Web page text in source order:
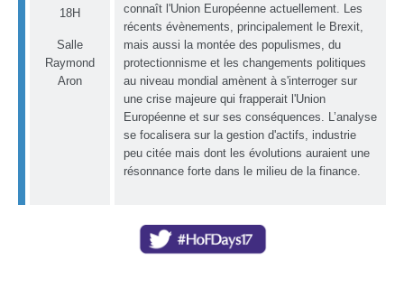
18H
Salle
Raymond
Aron
connaît l'Union Européenne actuellement. Les
récents évènements, principalement le Brexit,
mais aussi la montée des populismes, du
protectionnisme et les changements politiques
au niveau mondial amènent à s'interroger sur
une crise majeure qui frapperait l'Union
Européenne et sur ses conséquences. L’analyse
se focalisera sur la gestion d'actifs, industrie
peu citée mais dont les évolutions auraient une
résonnance forte dans le milieu de la finance.